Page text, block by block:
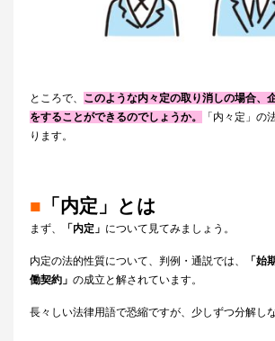
ところで、 このような内々定の取り消しの場合、
をすることができるのでしょうか。
「内々定」の
ります。
■ 「内定」とは
まず、 「内定」 について見てみましょう。
内定の法的性質について、判例・通説では、
「始
働契約」 の成立と解されています。
長々しい法律用語で恐縮ですが、少しずつ分解し